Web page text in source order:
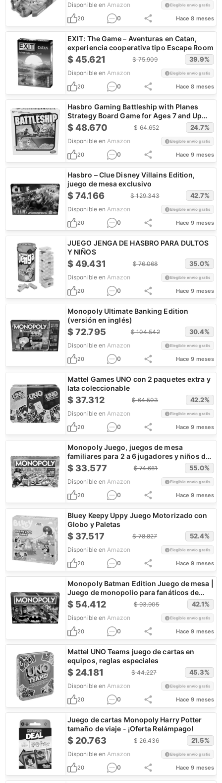
Disponible en Amazon Elegible envío gratis
20 0 Hace 8 meses
EXIT: The Game – Aventuras en Catan,
experiencia cooperativa tipo Escape Room
$45.621 $75.909 39.9%
Disponible en Amazon Elegible envío gratis
20 0 Hace 8 meses
Hasbro Gaming Battleship with Planes
Strategy Board Game for Ages 7 and Up
(Amazon Exclusive)
$48.670 $64.652 24.7%
Disponible en Amazon Elegible envío gratis
20 0 Hace 9 meses
Hasbro – Clue Disney Villains Edition,
juego de mesa exclusivo
$74.166 $129.343 42.7%
Disponible en Amazon Elegible envío gratis
20 0 Hace 9 meses
JUEGO JENGA DE HASBRO PARA DULTOS
Y NIÑOS
$49.431 $76.068 35.0%
Disponible en Amazon Elegible envío gratis
20 0 Hace 9 meses
Monopoly Ultimate Banking Edition
(versión en inglés)
$72.795 $104.542 30.4%
Disponible en Amazon Elegible envío gratis
20 0 Hace 9 meses
Mattel Games UNO con 2 paquetes extra y
lata coleccionable
$ 37.312 $64.503 42.2%
Disponible en Amazon Elegible envío gratis
20 0 Hace 9 meses
Monopoly Juego, juegos de mesa
familiares para 2 a 6 jugadores y niños de
8 años en adelante, incluye 8 fichas
(edición de token vote)
$ 33.577 $74.661 55.0%
Disponible en Amazon Elegible envío gratis
20 0 Hace 9 meses
Bluey Keepy Uppy Juego Motorizado con
Globo y Paletas
$ 37.517 $78.827 52.4%
Disponible en Amazon Elegible envío gratis
20 0 Hace 9 meses
Monopoly Batman Edition Juego de mesa |
Juego de monopolio para fanáticos de
Batman | Edades de 8 años en adelante | 2
a 4 jugadores | Juegos familiares | Juegos
de estrategia para niños y adultos
$ 54.412 $93.905 42.1%
Disponible en Amazon Elegible envío gratis
20 0 Hace 9 meses
Mattel UNO Teams juego de cartas en
equipos, reglas especiales
$ 24.181 $44.227 45.3%
Disponible en Amazon Elegible envío gratis
20 0 Hace 9 meses
Juego de cartas Monopoly Harry Potter
tamaño de viaje - ¡Oferta Relámpago!
$ 20.763 $26.436 21.5%
Disponible en Amazon Elegible envío gratis
20 0 Hace 9 meses